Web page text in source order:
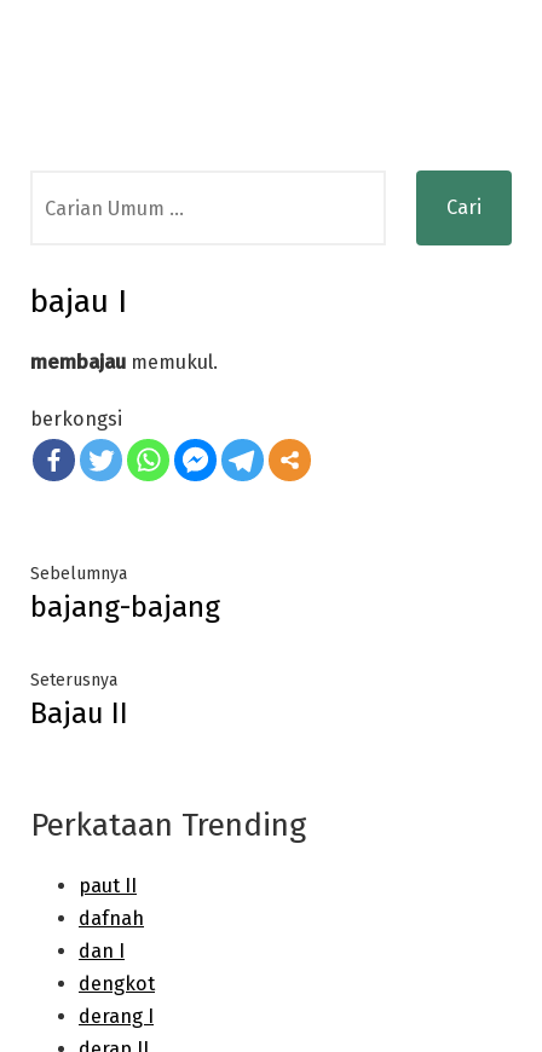
for:
bajau I
membajau memukul.
berkongsi
Post
navigation
SebelumnyaPrevious
post:
bajang-bajang
SeterusnyaNext
post:
Bajau II
Perkataan Trending